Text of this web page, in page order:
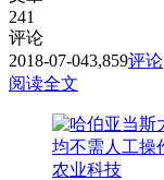
241
评论
2018-07-043,859评论
阅读全文
农业科技